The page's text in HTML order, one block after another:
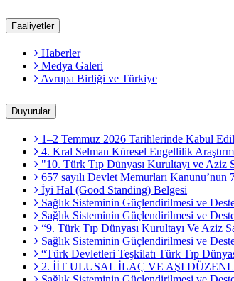
Faaliyetler
Haberler
Medya Galeri
Avrupa Birliği ve Türkiye
Duyurular
1–2 Temmuz 2026 Tarihlerinde Kabul
4. Kral Selman Küresel Engellilik
"10. Türk Tıp Dünyası Kurultayı ve
657 sayılı Devlet Memurları
İyi Hal (Good Standing) Belgesi
Sağlık Sisteminin Güçlendirilmesi ve
Sağlık Sisteminin Güçlendirilmesi ve
“9. Türk Tıp Dünyası Kurultayı Ve Aziz
Sağlık Sisteminin Güçlendirilmesi ve
“Türk Devletleri Teşkilatı Türk Tıp
2. İİT ULUSAL İLAÇ VE AŞI